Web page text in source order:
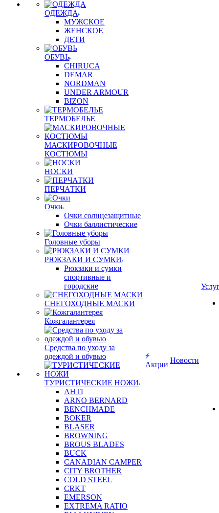
ОДЕЖДА
МУЖСКОЕ
ЖЕНСКОЕ
ДЕТИ
ОБУВЬ
CHIRUCA
DEMAR
NORDMAN
UNDER ARMOUR
BIZON
ТЕРМОБЕЛЬЕ
МАСКИРОВОЧНЫЕ
КОСТЮМЫ
НОСКИ
ПЕРЧАТКИ
Очки
Очки солнцезащитные
Очки баллистические
Головные уборы
РЮКЗАКИ И СУМКИ
Рюкзаки и сумки
спортивные и
городские
СНЕГОХОДНЫЕ МАСКИ
Кожгалантерея
Средства по уходу за
одеждой и обувью
ТУРИСТИЧЕСКИЕ НОЖИ
AHTI
ARNO BERNARD
BENCHMADE
BOKER
BLASER
BROWNING
BROUS BLADES
BUCK
CANADIAN CAMPER
CITY BROTHER
COLD STEEL
CRKT
EMERSON
EXTREMA RATIO
Акции
Новости